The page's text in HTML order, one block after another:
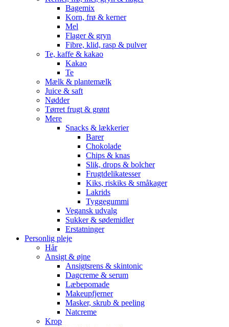
Bagemix
Korn, frø & kerner
Mel
Flager & gryn
Fibre, klid, rasp & pulver
Te, kaffe & kakao
Kakao
Te
Mælk & plantemælk
Juice & saft
Nødder
Tørret frugt & grønt
Mere
Snacks & lækkerier
Barer
Chokolade
Chips & knas
Slik, drops & bolcher
Frugtdelikatesser
Kiks, riskiks & småkager
Lakrids
Tyggegummi
Vegansk udvalg
Sukker & sødemidler
Erstatninger
Personlig pleje
Hår
Ansigt & øjne
Ansigtsrens & skintonic
Dagcreme & serum
Læbepomade
Makeupfjerner
Masker, skrub & peeling
Natcreme
Krop